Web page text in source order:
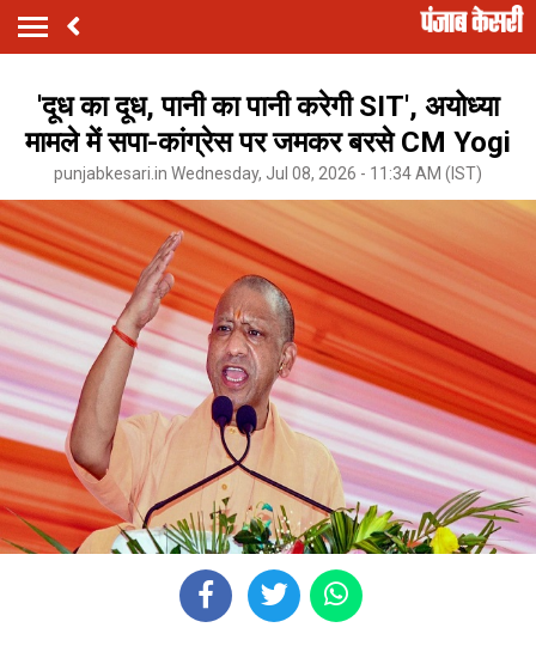
'दूध का दूध, पानी का पानी करेगी SIT', अयोध्या
मामले में सपा-कांग्रेस पर जमकर बरसे CM Yogi
punjabkesari.in Wednesday, Jul 08, 2026 - 11:34 AM (IST)